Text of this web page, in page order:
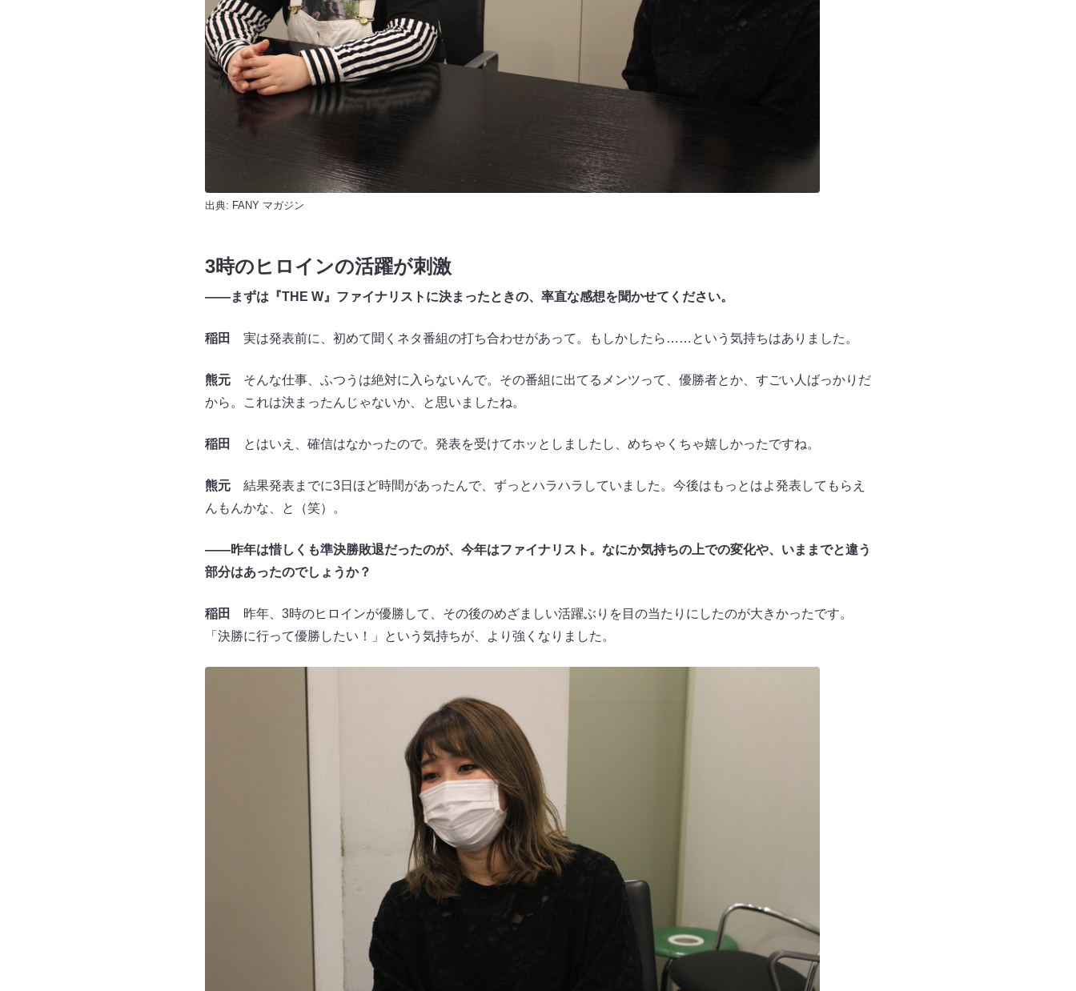
出典: FANY マガジン
3時のヒロインの活躍が刺激
――まずは『THE W』ファイナリストに決まったときの、率直な感想を聞かせてください。
稲田 実は発表前に、初めて聞くネタ番組の打ち合わせがあって。もしかしたら……という気持ちはありました。
熊元そんな仕事、ふつうは絶対に入らないんで。その番組に出てるメンツって、優勝者とか、すごい人ばっかりだ
から。これは決まったんじゃないか、と思いましたね。
稲田 とはいえ、確信はなかったので。発表を受けてホッとしましたし、めちゃくちゃ嬉しかったですね。
熊元結果発表までに3日ほど時間があったんで、ずっとハラハラしていました。今後はもっとはよ発表してもらえ
んもんかな、と（笑）。
――昨年は惜しくも準決勝敗退だったのが、今年はファイナリスト。なにか気持ちの上での変化や、いままでと違う
部分はあったのでしょうか？
稲田
昨年、3時のヒロインが優勝して、その後のめざましい活躍ぶりを目の当たりにしたのが大きかったです。
「決勝に行って優勝したい！」という気持ちが、より強くなりました。